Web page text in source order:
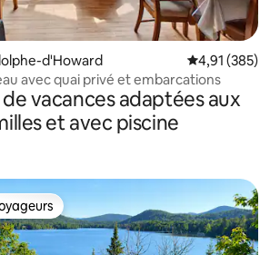
d'Howard Évaluation
4,91 (385)
avec quai privé et embarcations
vacances adaptées aux
et avec piscine